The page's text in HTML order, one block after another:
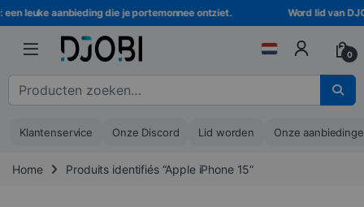
Ga naar navigatie
Ga naar de inhoud
aanbieding die je portemonnee ontziet. Word lid van
0
Zoeken naar :
Klantenservice Onze Discord Lid worden Onze
Home Produits identifiés “Apple iPhone 15”